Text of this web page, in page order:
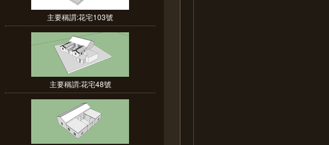
主要稱謂:花宅103號
主要稱謂:花宅48號